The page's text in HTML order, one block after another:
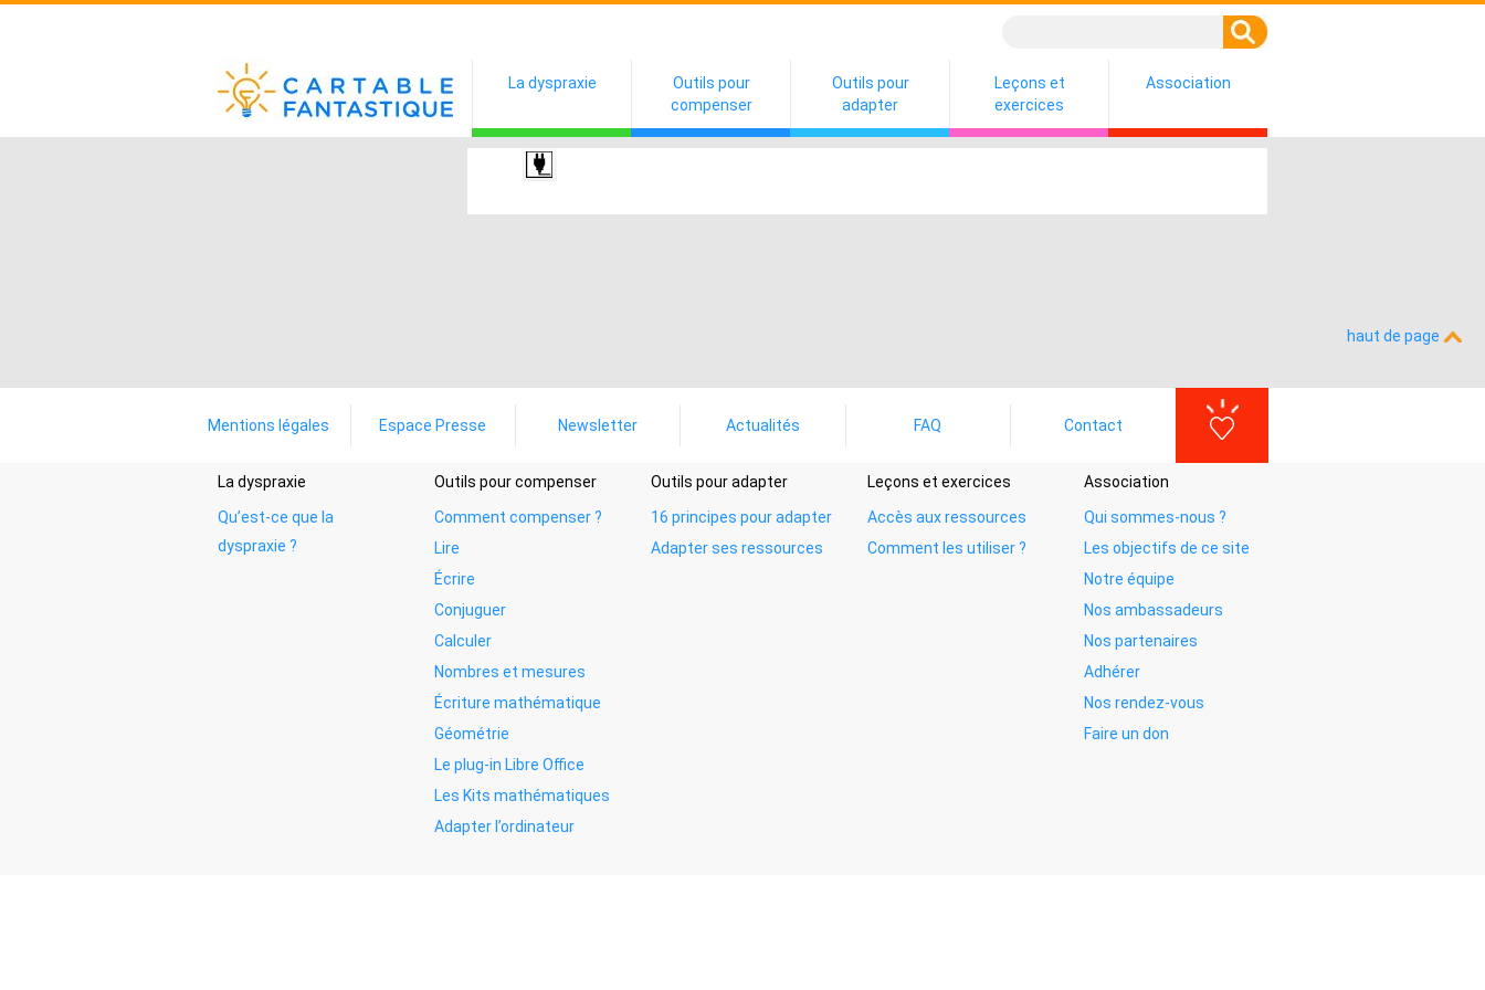
La dyspraxie
Outils pour
compenser
Outils pour
adapter
Leçons et
exercices
Association
haut de page
Mentions légales Espace Presse Newsletter Actualités FAQ Contact
La dyspraxie
Qu’est-ce que la
dyspraxie ?
Outils pour compenser
Comment compenser ?
Lire
Écrire
Conjuguer
Calculer
Nombres et mesures
Écriture mathématique
Géométrie
Le plug-in Libre Office
Les Kits mathématiques
Adapter l’ordinateur
Outils pour adapter
16 principes pour adapter
Adapter ses ressources
Leçons et exercices
Accès aux ressources
Comment les utiliser ?
Association
Qui sommes-nous ?
Les objectifs de ce site
Notre équipe
Nos ambassadeurs
Nos partenaires
Adhérer
Nos rendez-vous
Faire un don